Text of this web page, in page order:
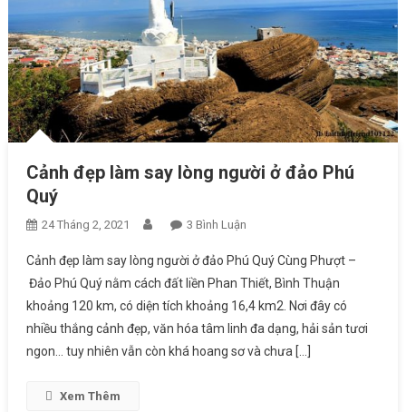
Cảnh đẹp làm say lòng người ở đảo Phú
Quý
24 Tháng 2, 2021 3 Bình Luận
Cảnh đẹp làm say lòng người ở đảo Phú Quý Cùng Phượt –
Đảo Phú Quý nằm cách đất liền Phan Thiết, Bình Thuận
khoảng 120 km, có diện tích khoảng 16,4 km2. Nơi đây có
nhiều thắng cảnh đẹp, văn hóa tâm linh đa dạng, hải sản tươi
ngon… tuy nhiên vẫn còn khá hoang sơ và chưa […]
Xem Thêm